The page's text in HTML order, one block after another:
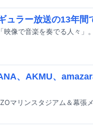
ュラー放送の13年間
、AKMU、